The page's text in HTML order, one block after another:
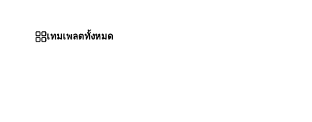
เทมเพลตทั้งหมด